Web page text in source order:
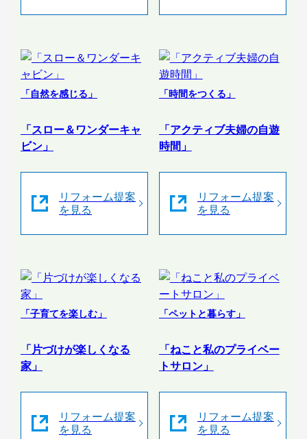
「自然を感じる」
「スロー＆ワンダーキャ
ビン」
リフォーム提案
を見る
「時間をつくる」
「アクティブ夫婦の自遊
時間」
リフォーム提案
を見る
「子育てを楽しむ」
「片づけが楽しくなる
家」
リフォーム提案
を見る
「ペットと暮らす」
「ねこと私のプライベー
トサロン」
リフォーム提案
を見る